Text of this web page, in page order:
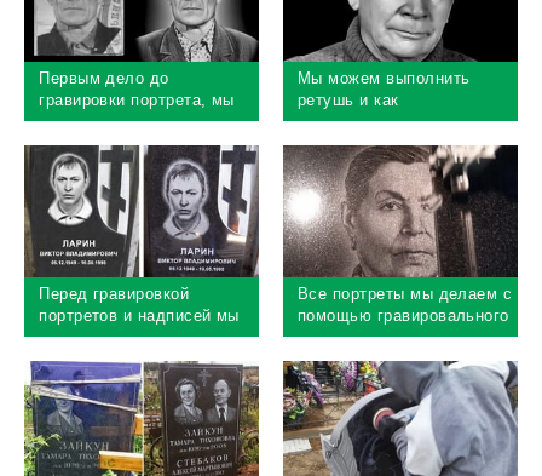
Первым дело до
гравировки портрета, мы
выполняем ретушь
изображения, необходимо
максимально улучшить
портрет
Мы можем выполнить
ретушь и как
самостоятельный заказ,
многие наши клиенты
делают заказ через
интернет
Перед гравировкой
портретов и надписей мы
делаем макет
изображения, чтобы легко
понять, что получится в
результате
Все портреты мы делаем с
помощью гравировального
станка, он словно
матричный принтер
обеспечивает 100%
точность